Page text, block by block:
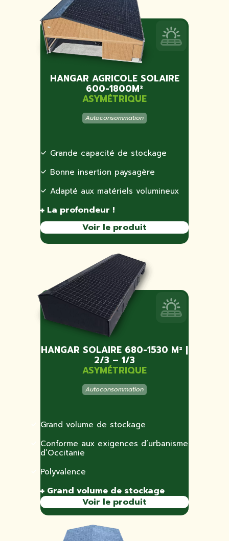
HANGAR AGRICOLE SOLAIRE
600-1800M²
ASYMÉTRIQUE
Autoconsommation
Grande capacité de stockage
Bonne insertion paysagère
Adapté aux matériels volumineux
La profondeur !
Voir le produit
HANGAR SOLAIRE 680-1530 M² |
2/3 – 1/3
ASYMÉTRIQUE
Autoconsommation
Grand volume de stockage
Conforme aux exigences d’urbanisme
d’Occitanie
Polyvalence
Grand volume de stockage
Voir le produit